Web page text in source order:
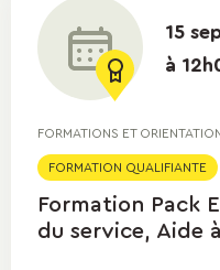
15
à
FORMATIONS ET
FORMATION QUALIFIANTE
Formation Pack
du service, Aide